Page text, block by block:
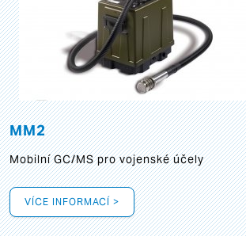
MM2
Mobilní GC/MS pro vojenské účely
VÍCE INFORMACÍ >